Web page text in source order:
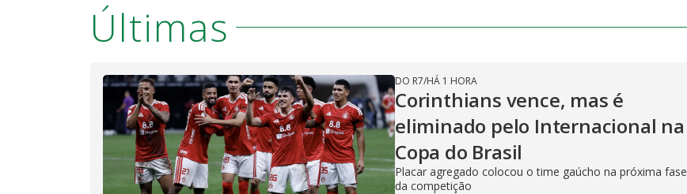
Últimas
DO R7/HÁ 1 HORA
Corinthians vence, mas é
eliminado pelo Internacional na
Copa do Brasil
Placar agregado colocou o time gaúcho na próxima fase
da competição